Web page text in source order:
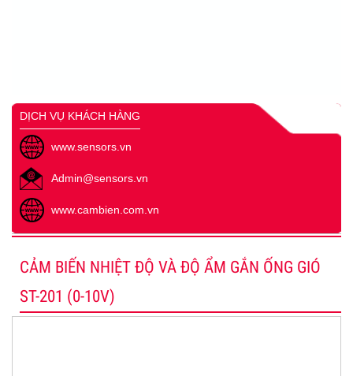
DỊCH VỤ KHÁCH HÀNG
www.sensors.vn
Admin@sensors.vn
www.cambien.com.vn
CẢM BIẾN NHIỆT ĐỘ VÀ ĐỘ ẨM GẮN ỐNG GIÓ
ST-201 (0-10V)